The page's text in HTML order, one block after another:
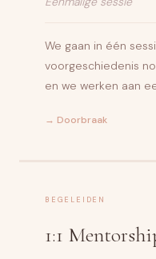
We gaan in één
voorgeschiedenis
en we werken aan
→ Doorbraak
BEGELEIDEN
1:1